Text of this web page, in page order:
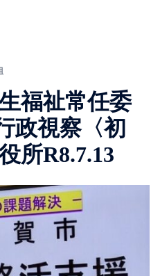
福祉常任委
政視察〈初
所R8.7.13